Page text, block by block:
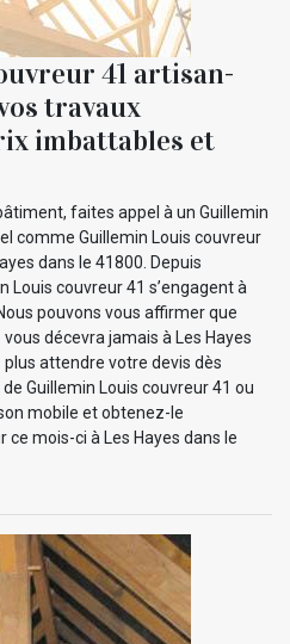
41 artisan-
travaux
imbattables et
faites appel à un Guillemin
comme Guillemin Louis couvreur
dans le 41800. Depuis
Louis couvreur 41 s’engagent à
pouvons vous affirmer que
décevra jamais à Les Hayes
attendre votre devis dès
Guillemin Louis couvreur 41 ou
mobile et obtenez-le
mois-ci à Les Hayes dans le